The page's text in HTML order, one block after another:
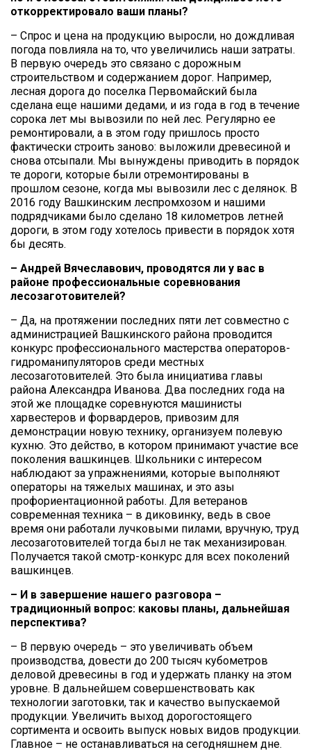
откорректировало ваши планы?
– Спрос и цена на продукцию выросли, но дождливая
погода повлияла на то, что увеличились наши затраты.
В первую очередь это связано с дорожным
строительством и содержанием дорог. Например,
лесная дорога до поселка Первомайский была
сделана еще нашими дедами, и из года в год в течение
сорока лет мы вывозили по ней лес. Регулярно ее
ремонтировали, а в этом году пришлось просто
фактически строить заново: выложили древесиной и
снова отсыпали. Мы вынуждены приводить в порядок
те дороги, которые были отремонтированы в
прошлом сезоне, когда мы вывозили лес с делянок. В
2016 году Вашкинским леспромхозом и нашими
подрядчиками было сделано 18 километров летней
дороги, в этом году хотелось привести в порядок хотя
бы десять.
– Андрей Вячеславович, проводятся ли у вас в
районе профессиональные соревнования
лесозаготовителей?
– Да, на протяжении последних пяти лет совместно с
администрацией Вашкинского района проводится
конкурс профессионального мастерства операторов-
гидроманипуляторов среди местных
лесозаготовителей. Это была инициатива главы
района Александра Иванова. Два последних года на
этой же площадке соревнуются машинисты
харвестеров и форвардеров, привозим для
демонстрации новую технику, организуем полевую
кухню. Это действо, в котором принимают участие все
поколения вашкинцев. Школьники с интересом
наблюдают за упражнениями, которые выполняют
операторы на тяжелых машинах, и это азы
профориентационной работы. Для ветеранов
современная техника – в диковинку, ведь в свое
время они работали лучковыми пилами, вручную, труд
лесозаготовителей тогда был не так механизирован.
Получается такой смотр-конкурс для всех поколений
вашкинцев.
– И в завершение нашего разговора –
традиционный вопрос: каковы планы, дальнейшая
перспектива?
– В первую очередь – это увеличивать объем
производства, довести до 200 тысяч кубометров
деловой древесины в год и удержать планку на этом
уровне. В дальнейшем совершенствовать как
технологии заготовки, так и качество выпускаемой
продукции. Увеличить выход дорогостоящего
сортимента и освоить выпуск новых видов продукции.
Главное – не останавливаться на сегодняшнем дне.